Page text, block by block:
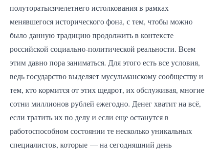
полуторатысячелетнего истолкования в рамках
менявшегося исторического фона, с тем, чтобы можно
было данную традицию продолжить в контексте
российской социально-политической реальности. Всем
этим давно пора заниматься. Для этого есть все условия,
ведь государство выделяет мусульманскому сообществу и
тем, кто кормится от этих щедрот, их обслуживая, многие
сотни миллионов рублей ежегодно. Денег хватит на всё,
если тратить их по делу и если еще останутся в
работоспособном состоянии те несколько уникальных
специалистов, которые — на сегодняшний день